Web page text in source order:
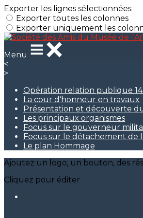
Exporter les lignes sélectionnées
Exporter toutes les colonnes
Exporter uniquement les
Menu
<
>
Opération relation publique
La cour d'honneur en travaux
Présentation et découverte
Les principaux organismes
Focus sur le gouverneur
Focus sur le détachement de
Le plan Hommage
Ajoutez un logo, un bouton, des
Cliquez pour éditer